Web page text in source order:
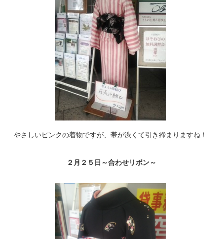
やさしいピンクの着物ですが、帯が渋くて引き締まりますね！
２月２５日～合わせリボン～